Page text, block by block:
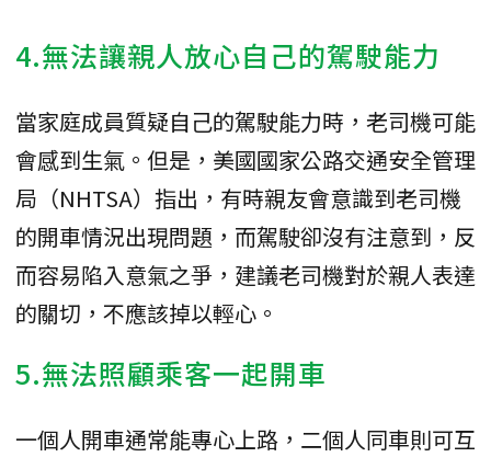
4.無法讓親人放心自己的駕駛能力
當家庭成員質疑自己的駕駛能力時，老司機可能
會感到生氣。但是，美國國家公路交通安全管理
局（NHTSA）指出，有時親友會意識到老司機
的開車情況出現問題，而駕駛卻沒有注意到，反
而容易陷入意氣之爭，建議老司機對於親人表達
的關切，不應該掉以輕心。
5.無法照顧乘客一起開車
一個人開車通常能專心上路，二個人同車則可互